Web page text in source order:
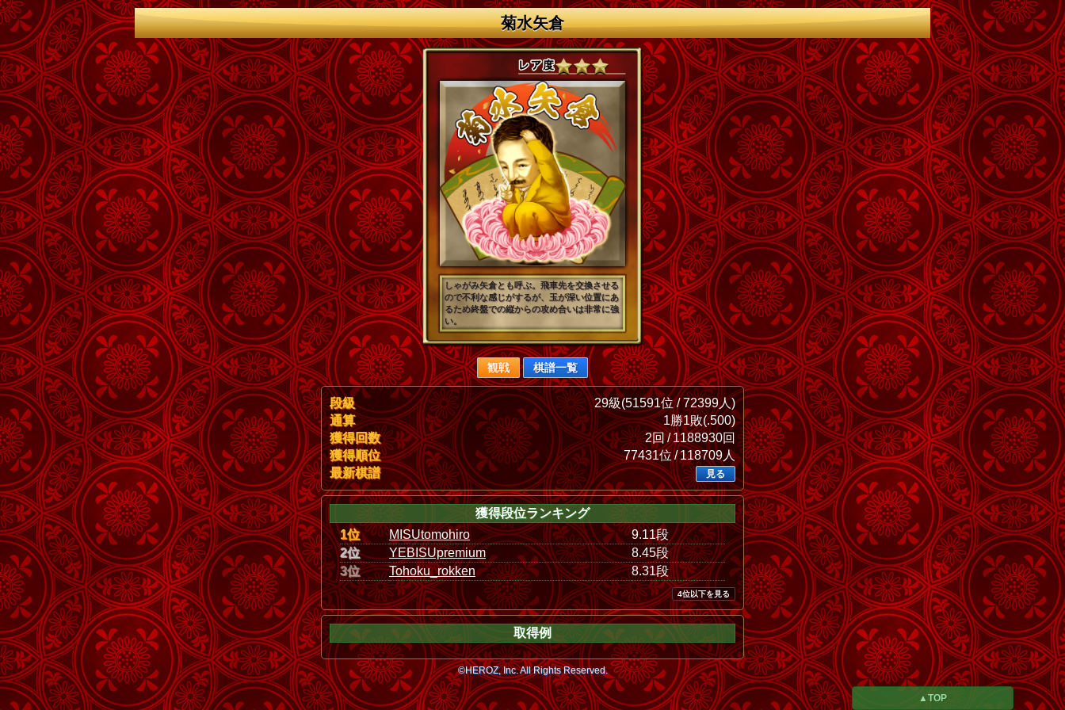
菊水矢倉
しゃがみ矢倉とも呼ぶ。飛車先を交換させる
ので不利な感じがするが、玉が深い位置にあ
るため終盤での縦からの攻め合いは非常に強
い。
観戦 棋譜一覧
段級
29級(51591位 / 72399人)
通算
1勝1敗(.500)
獲得回数
2回 / 1188930回
獲得順位
77431位 / 118709人
最新棋譜
見る
獲得段位ランキング
1位
MISUtomohiro
9.11段
2位
YEBISUpremium
8.45段
3位
Tohoku_rokken 8.31段
4位以下を見る
取得例
©HEROZ, Inc. All Rights Reserved.
▲TOP